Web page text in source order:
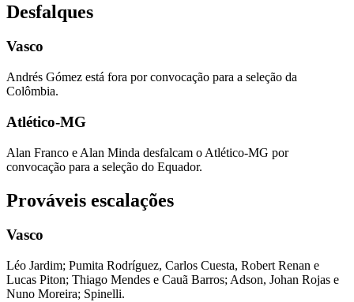
Desfalques
Vasco
Andrés Gómez está fora por convocação para a seleção da
Colômbia.
Atlético-MG
Alan Franco e Alan Minda desfalcam o Atlético-MG por
convocação para a seleção do Equador.
Prováveis escalações
Vasco
Léo Jardim; Pumita Rodríguez, Carlos Cuesta, Robert Renan e
Lucas Piton; Thiago Mendes e Cauã Barros; Adson, Johan Rojas e
Nuno Moreira; Spinelli.